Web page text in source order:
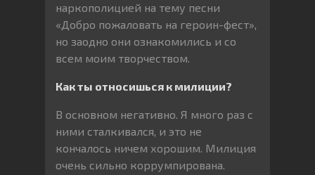
наркополицией на тему песни
«Добро пожаловать на героин-фест»,
но заодно они ознакомились и со
всем моим творчеством.
Как ты относишься к милиции?
В основном негативно. Я много раз с
ними сталкивался, и это не
кончалось ничем хорошим. Милиция
очень сильно коррумпирована.